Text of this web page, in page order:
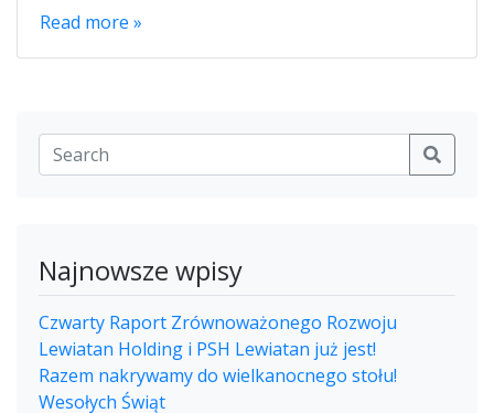
Read more »
Najnowsze wpisy
Czwarty Raport Zrównoważonego Rozwoju
Lewiatan Holding i PSH Lewiatan już jest!
Razem nakrywamy do wielkanocnego stołu!
Wesołych Świąt